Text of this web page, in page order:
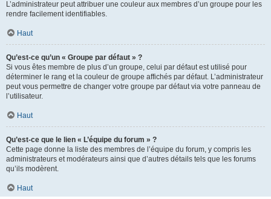
L’administrateur peut attribuer une couleur aux membres d’un groupe pour les
rendre facilement identifiables.
Haut
Qu’est-ce qu’un « Groupe par défaut » ?
Si vous êtes membre de plus d’un groupe, celui par défaut est utilisé pour
déterminer le rang et la couleur de groupe affichés par défaut. L’administrateur
peut vous permettre de changer votre groupe par défaut via votre panneau de
l’utilisateur.
Haut
Qu’est-ce que le lien « L’équipe du forum » ?
Cette page donne la liste des membres de l’équipe du forum, y compris les
administrateurs et modérateurs ainsi que d’autres détails tels que les forums
qu’ils modèrent.
Haut